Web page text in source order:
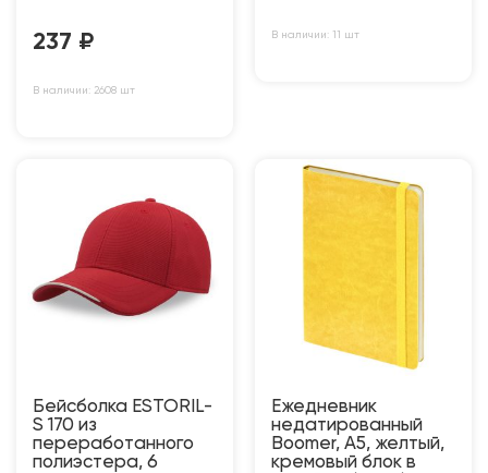
237 ₽
В наличии: 2608 шт
В наличии: 11 шт
Бейсболка ESTORIL-
S 170 из
переработанного
полиэстера, 6
Ежедневник
недатированный
Boomer, А5, желтый,
кремовый блок в